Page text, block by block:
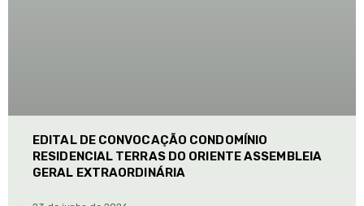
EDITAL DE CONVOCAÇÃO CONDOMÍNIO
RESIDENCIAL TERRAS DO ORIENTE ASSEMBLEIA
GERAL EXTRAORDINÁRIA